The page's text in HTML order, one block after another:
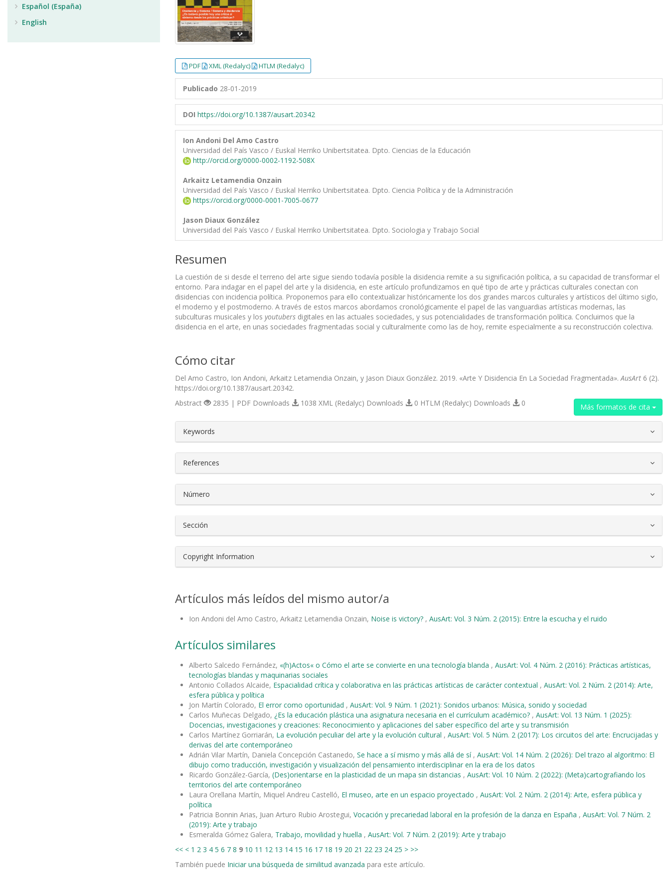
PDF XML (Redalyc) HTLM (Redalyc)
Publicado 28-01-2019
DOI https://doi.org/10.1387/ausart.20342
Ion Andoni Del Amo Castro
Universidad del País Vasco / Euskal Herriko Unibertsitatea. Dpto. Ciencias de la Educación
http://orcid.org/0000-0002-1192-508X
Arkaitz Letamendia Onzain
Universidad del País Vasco / Euskal Herriko Unibertsitatea. Dpto. Ciencia Política y de la Administración
https://orcid.org/0000-0001-7005-0677
Jason Diaux González
Universidad del País Vasco / Euskal Herriko Unibertsitatea. Dpto. Sociologia y Trabajo Social
Resumen
La cuestión de si desde el terreno del arte sigue siendo todavía posible la disidencia remite a su significación política, a su capacidad de transformar el
entorno. Para indagar en el papel del arte y la disidencia, en este artículo profundizamos en qué tipo de arte y prácticas culturales conectan con
disidencias con incidencia política. Proponemos para ello contextualizar históricamente los dos grandes marcos culturales y artísticos del último siglo,
el moderno y el postmoderno. A través de estos marcos abordamos cronológicamente el papel de las vanguardias artísticas modernas, las
subculturas musicales y los youtubers digitales en las actuales sociedades, y sus potencialidades de transformación política. Concluimos que la
disidencia en el arte, en unas sociedades fragmentadas social y culturalmente como las de hoy, remite especialmente a su reconstrucción colectiva.
Cómo citar
Del Amo Castro, Ion Andoni, Arkaitz Letamendia Onzain, y Jason Diaux González. 2019. «Arte Y Disidencia En La Sociedad Fragmentada». AusArt 6 (2).
https://doi.org/10.1387/ausart.20342.
Más formatos de cita
Abstract 2835 | PDF Downloads 1038 XML (Redalyc) Downloads 0 HTLM (Redalyc) Downloads 0
##plugins.themes.bootstrap3.article.details##
Keywords
References
Número
Sección
Copyright Information
Artículos más leídos del mismo autor/a
Ion Andoni del Amo Castro, Arkaitz Letamendia Onzain, Noise is victory? , AusArt: Vol. 3 Núm. 2 (2015): Entre la escucha y el ruido
Artículos similares
Alberto Salcedo Fernández, «(h)Actos« o Cómo el arte se convierte en una tecnología blanda , AusArt: Vol. 4 Núm. 2 (2016): Prácticas artísticas,
tecnologías blandas y maquinarias sociales
Antonio Collados Alcaide, Espacialidad crítica y colaborativa en las prácticas artísticas de carácter contextual , AusArt: Vol. 2 Núm. 2 (2014): Arte,
esfera pública y política
Jon Martín Colorado, El error como oportunidad , AusArt: Vol. 9 Núm. 1 (2021): Sonidos urbanos: Música, sonido y sociedad
Carlos Muñecas Delgado, ¿Es la educación plástica una asignatura necesaria en el currículum académico? , AusArt: Vol. 13 Núm. 1 (2025):
Docencias, investigaciones y creaciones: Reconocimiento y aplicaciones del saber específico del arte y su transmisión
Carlos Martínez Gorriarán, La evolución peculiar del arte y la evolución cultural , AusArt: Vol. 5 Núm. 2 (2017): Los circuitos del arte: Encrucijadas y
derivas del arte contemporáneo
Adrián Vilar Martín, Daniela Concepción Castanedo, Se hace a sí mismo y más allá de sí , AusArt: Vol. 14 Núm. 2 (2026): Del trazo al algoritmo: El
dibujo como traducción, investigación y visualización del pensamiento interdisciplinar en la era de los datos
Ricardo González-García, (Des)orientarse en la plasticidad de un mapa sin distancias , AusArt: Vol. 10 Núm. 2 (2022): (Meta)cartografiando los
territorios del arte contemporáneo
Laura Orellana Martín, Miquel Andreu Castelló, El museo, arte en un espacio proyectado , AusArt: Vol. 2 Núm. 2 (2014): Arte, esfera pública y
política
Patricia Bonnin Arias, Juan Arturo Rubio Arostegui, Vocación y precariedad laboral en la profesión de la danza en España , AusArt: Vol. 7 Núm. 2
(2019): Arte y trabajo
Esmeralda Gómez Galera, Trabajo, movilidad y huella , AusArt: Vol. 7 Núm. 2 (2019): Arte y trabajo
<< < 1 2 3 4 5 6 7 8 9 10 11 12 13 14 15 16 17 18 19 20 21 22 23 24 25 > >>
También puede Iniciar una búsqueda de similitud avanzada para este artículo.
Español (España)
English